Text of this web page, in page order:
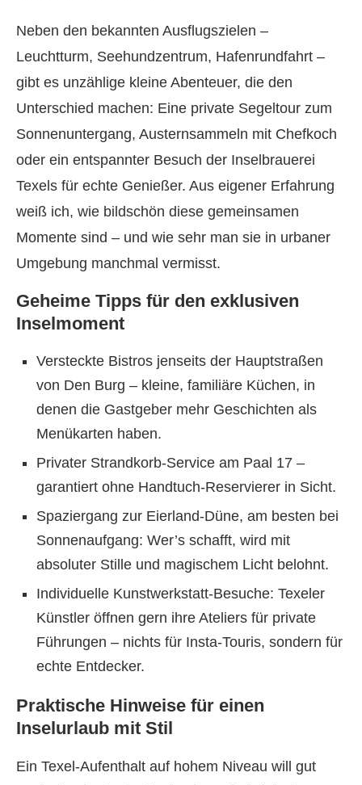
Neben den bekannten Ausflugszielen –
Leuchtturm, Seehundzentrum, Hafenrundfahrt –
gibt es unzählige kleine Abenteuer, die den
Unterschied machen: Eine private Segeltour zum
Sonnenuntergang, Austernsammeln mit Chefkoch
oder ein entspannter Besuch der Inselbrauerei
Texels für echte Genießer. Aus eigener Erfahrung
weiß ich, wie bildschön diese gemeinsamen
Momente sind – und wie sehr man sie in urbaner
Umgebung manchmal vermisst.
Geheime Tipps für den exklusiven
Inselmoment
Versteckte Bistros jenseits der Hauptstraßen
von Den Burg – kleine, familiäre Küchen, in
denen die Gastgeber mehr Geschichten als
Menükarten haben.
Privater Strandkorb-Service am Paal 17 –
garantiert ohne Handtuch-Reservierer in Sicht.
Spaziergang zur Eierland-Düne, am besten bei
Sonnenaufgang: Wer’s schafft, wird mit
absoluter Stille und magischem Licht belohnt.
Individuelle Kunstwerkstatt-Besuche: Texeler
Künstler öffnen gern ihre Ateliers für private
Führungen – nichts für Insta-Touris, sondern für
echte Entdecker.
Praktische Hinweise für einen
Inselurlaub mit Stil
Ein Texel-Aufenthalt auf hohem Niveau will gut